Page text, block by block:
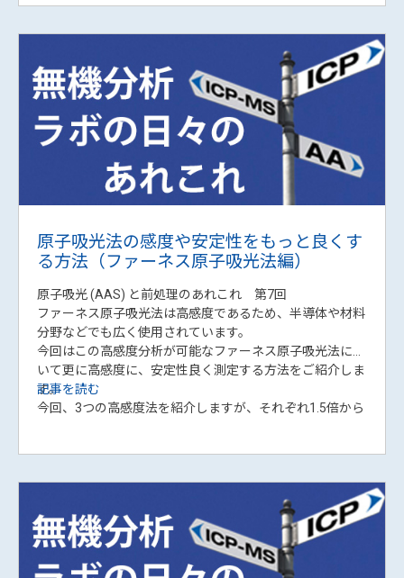
【共同研究論文公開のお知らせ】ICP-OES
真空紫外(VUV)領域における光路吸収の定
量評価手法
TDK株式会社の川島 康様とパーキンエルマー古川 真の共
同研究論文が、Spectrochimica Acta Part B: Atomic
Spectroscopy誌にオンライン公開されました。
ICP-OESの真空紫外(VUV)領域測定では、光路中の酸素吸
収が感度を左右しますが、その影響度を定量的に評価する
手法はこれまで限られていました。本研究では、プラズマ
波長ごとの光路吸収の強さを表すパラメータを算出。これ
により、VUV測定における光路吸収の状態を簡便に診断で
absorption in the vacuum ultraviolet region using
distance-dependent emission attenuation in ICP–OES
Yasushi Kawashima (TDK株式会社)
掲載誌：Spectrochimica Acta Part B: Atomic
Spectroscopy, 244 (2026) 107614
DOI：https://doi.org/10.1016/j.sab.2026.107614
原子吸光法の感度や安定性をもっと良くす
る方法（ファーネス原子吸光法編）